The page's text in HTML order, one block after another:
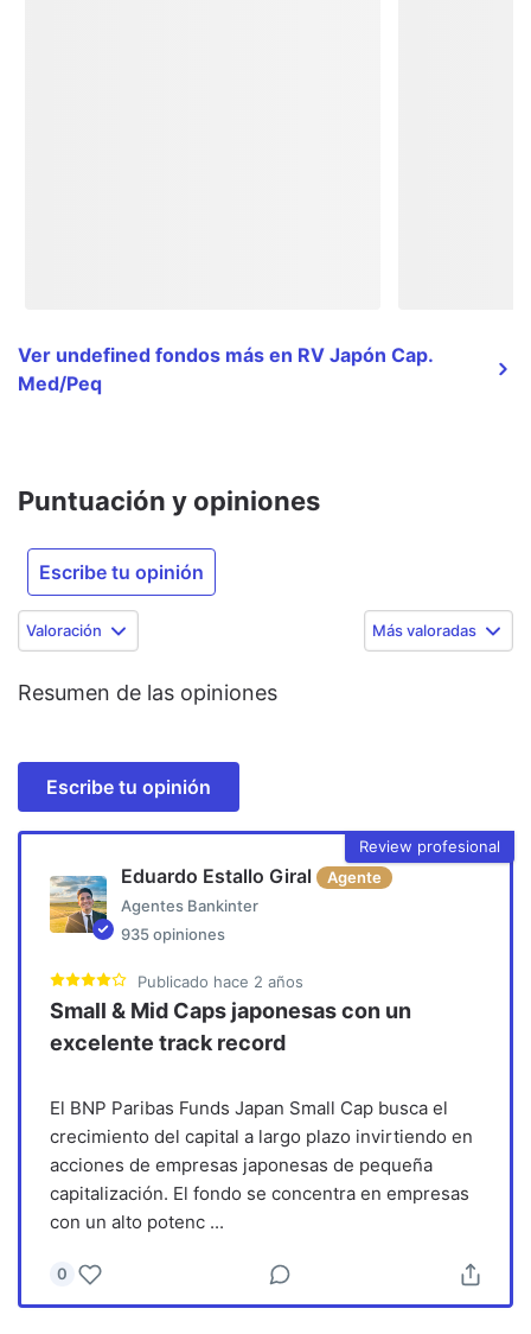
Ver undefined fondos más en RV Japón Cap.
Med/Peq
Puntuación y opiniones
Escribe tu opinión
Valoración Más valoradas
Resumen de las opiniones
Escribe tu opinión
Review profesional
Eduardo Estallo Giral
Agente
Agentes Bankinter
935 opiniones
Publicado hace 2 años
Small & Mid Caps japonesas con un
excelente track record
El BNP Paribas Funds Japan Small Cap busca el
crecimiento del capital a largo plazo invirtiendo en
acciones de empresas japonesas de pequeña
capitalización. El fondo se concentra en empresas
con un alto potenc...
0